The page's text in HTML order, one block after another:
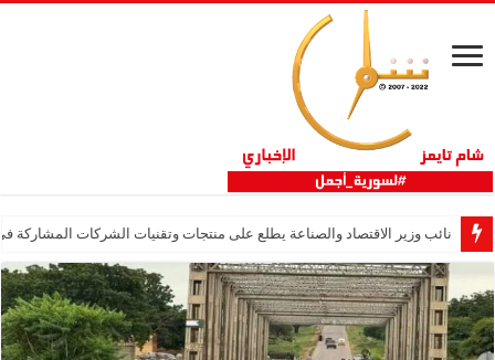
نائب وزير الاقتصاد والصناعة يطلع على منتجات وتقنيات الشركات المشاركة في